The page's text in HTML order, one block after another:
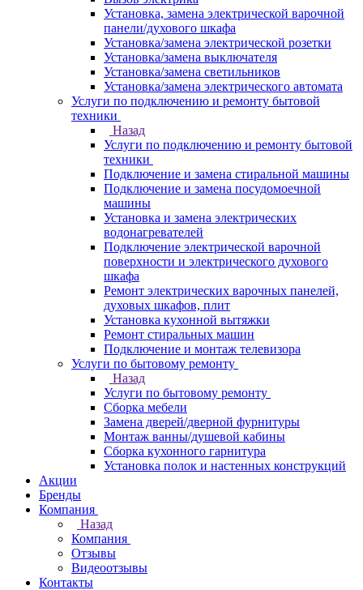
Установка, замена электрической варочной
панели/духового шкафа
Установка/замена электрической розетки
Установка/замена выключателя
Установка/замена светильников
Установка/замена электрического автомата
Услуги по подключению и ремонту бытовой
техники
Назад
Услуги по подключению и ремонту бытовой
техники
Подключение и замена стиральной машины
Подключение и замена посудомоечной
машины
Установка и замена электрических
водонагревателей
Подключение электрической варочной
поверхности и электрического духового
шкафа
Ремонт электрических варочных панелей,
духовых шкафов, плит
Установка кухонной вытяжки
Ремонт стиральных машин
Подключение и монтаж телевизора
Услуги по бытовому ремонту
Назад
Услуги по бытовому ремонту
Сборка мебели
Замена дверей/дверной фурнитуры
Монтаж ванны/душевой кабины
Сборка кухонного гарнитура
Установка полок и настенных конструкций
Акции
Бренды
Компания
Назад
Компания
Отзывы
Видеоотзывы
Контакты